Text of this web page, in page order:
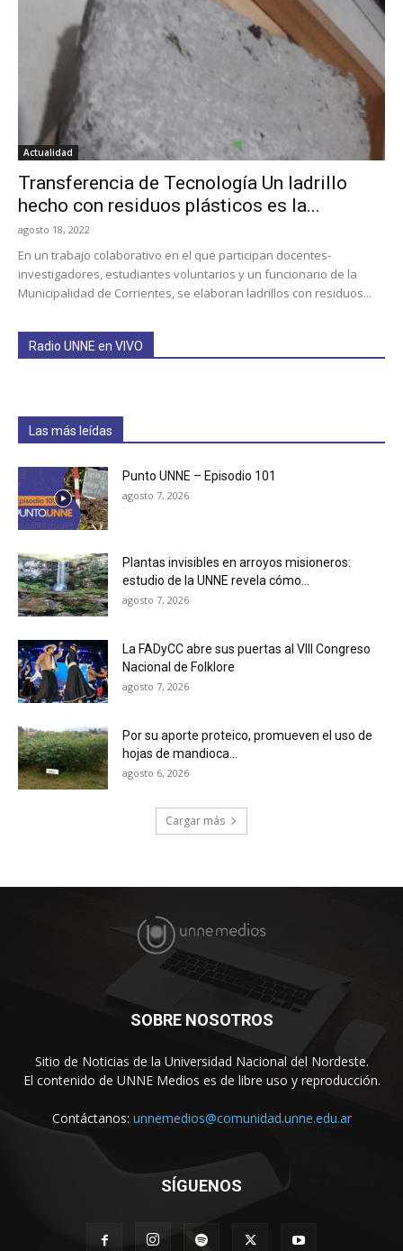
Actualidad
Transferencia de Tecnología Un ladrillo
hecho con residuos plásticos es la...
agosto 18, 2022
En un trabajo colaborativo en el que participan docentes-
investigadores, estudiantes voluntarios y un funcionario de la
Municipalidad de Corrientes, se elaboran ladrillos con residuos...
Radio UNNE en VIVO
Las más leídas
Punto UNNE – Episodio 101
agosto 7, 2026
Plantas invisibles en arroyos misioneros:
estudio de la UNNE revela cómo...
agosto 7, 2026
La FADyCC abre sus puertas al VIII Congreso
Nacional de Folklore
agosto 7, 2026
Por su aporte proteico, promueven el uso de
hojas de mandioca...
agosto 6, 2026
Cargar más
SOBRE NOSOTROS
Sitio de Noticias de la Universidad Nacional del Nordeste.
El contenido de UNNE Medios es de libre uso y reproducción.
Contáctanos: unnemedios@comunidad.unne.edu.ar
SÍGUENOS